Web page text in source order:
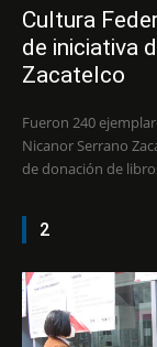
Cultura
de iniciativa
Zacatelco
Fueron 240
Nicanor Serrano Zacatelco, Tlax. Concluyó con gran éxito la campaña
de donación de
2